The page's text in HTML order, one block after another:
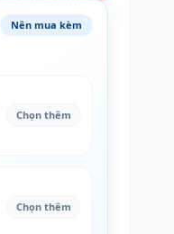
Nên mua kèm
Chọn thêm
Chọn thêm